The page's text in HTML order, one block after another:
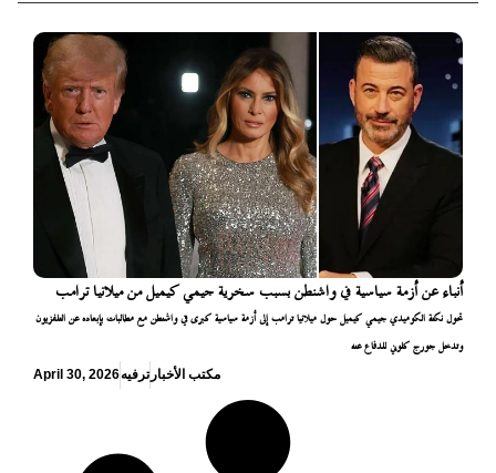
أنباء عن أزمة سياسية في واشنطن بسبب سخرية جيمي كيميل من ميلانيا ترامب
تحول نكتة الكوميدي جيمي كيميل حول ميلانيا ترامب إلى أزمة سياسية كبرى في واشنطن مع مطالبات بإبعاده عن التلفزيون
وتدخل جورج كلوني للدفاع عنه
April 30, 2026ترفيه مكتب الأخبار